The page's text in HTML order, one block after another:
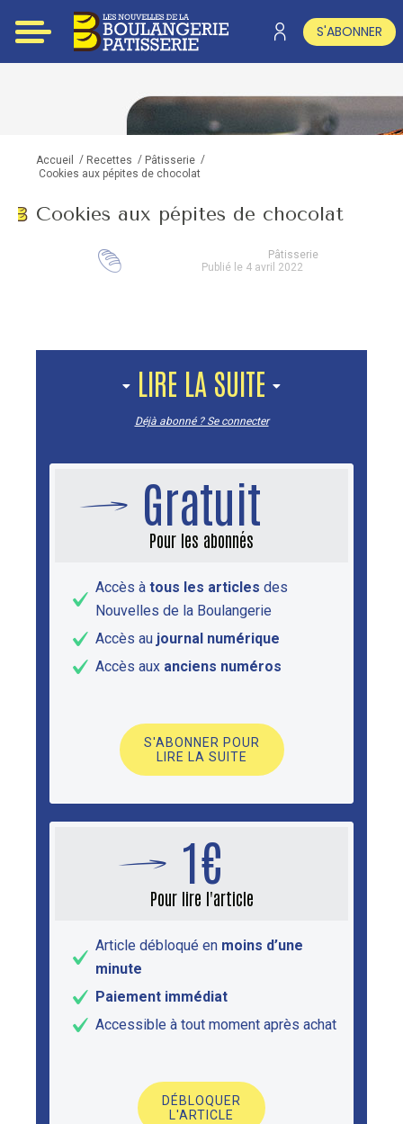
S'ABONNER
Accueil / Recettes / Pâtisserie /
Cookies aux pépites de chocolat
Cookies aux pépites de chocolat
Pâtisserie
Publié le 4 avril 2022
LIRE LA SUITE
Déjà abonné ? Se connecter
Gratuit
Pour les abonnés
Accès à tous les articles des
Nouvelles de la Boulangerie
Accès au journal numérique
Accès aux anciens numéros
S'ABONNER POUR
LIRE LA SUITE
1€
Pour lire l'article
Article débloqué en moins d’une
minute
Paiement immédiat
Accessible à tout moment après achat
DÉBLOQUER
L'ARTICLE